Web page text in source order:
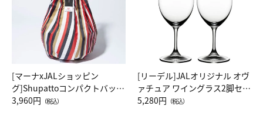
[マーナxJALショッピン
グ]Shupattoコンパクトバッグ
Drop JAL客室乗務員（LC）ス
3,960円 （税込）
[リーデル]JALオリジナル オヴ
ァチュア ワイングラス2脚セッ
ト（レッドワイン）
5,280円 （税込）